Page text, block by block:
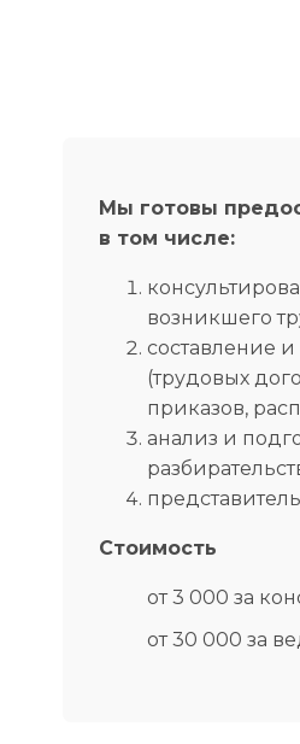
Мы готовы
в том числе:
возникшего
составление
(трудовых
приказов,
анализ и
Стоимость
от 3 000 за
от 30 000 за